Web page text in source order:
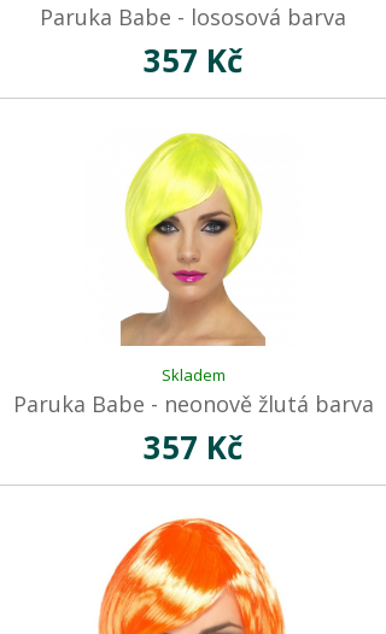
Paruka Babe - lososová barva
357 Kč
Skladem
Paruka Babe - neonově žlutá barva
357 Kč